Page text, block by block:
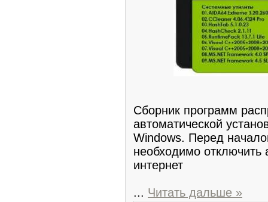
Сборник программ
автоматической
Windows. Перед
необходимо отключить
интернет
... Читать дальше »